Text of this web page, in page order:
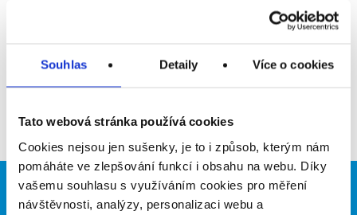
Souhlas Detaily Více o cookies
Tato webová stránka používá cookies
Cookies nejsou jen sušenky, je to i způsob, kterým nám
pomáháte ve zlepšování funkcí i obsahu na webu. Díky
vašemu souhlasu s využíváním cookies pro měření
návštěvnosti, analýzy, personalizaci webu a
Brigádníci Firmy